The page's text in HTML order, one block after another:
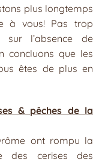
plus longtemps
à vous! Pas trop
sur l’absence de
concluons que les
êtes de plus en
& pêches de la
ont rompu la
des cerises des